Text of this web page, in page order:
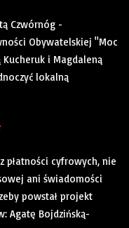
Czwórnóg -
Obywatelskiej "Moc
i Magdaleną
lokalną
płatności cyfrowych, nie
ani świadomości
powstał projekt
Agatę Bojdzińską-